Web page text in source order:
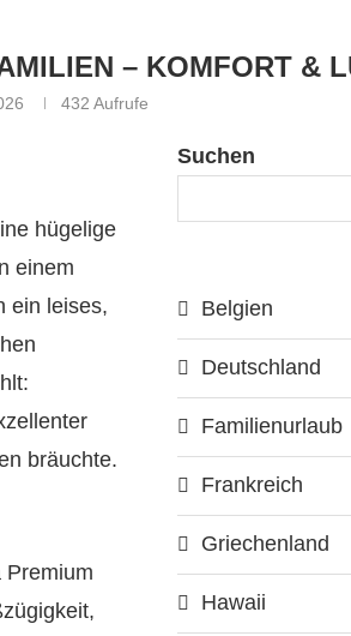
– KOMFORT &
432 Aufrufe
hügelige
einem
ein leises,
bräuchte.
Premium
Suchen
Belgien
Deutschland
Familienurlaub
Frankreich
Griechenland
Hawaii